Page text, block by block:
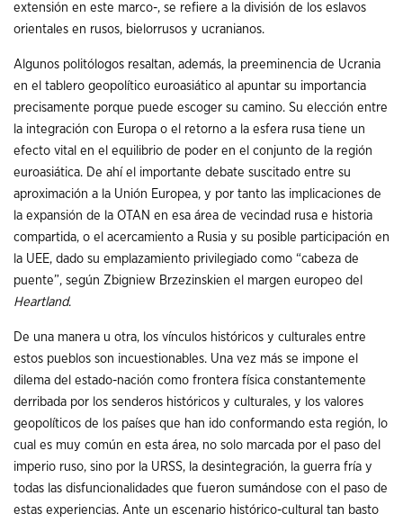
extensión en este marco-, se refiere a la división de los eslavos
orientales en rusos, bielorrusos y ucranianos.
Algunos politólogos resaltan, además, la preeminencia de Ucrania
en el tablero geopolítico euroasiático al apuntar su importancia
precisamente porque puede escoger su camino. Su elección entre
la integración con Europa o el retorno a la esfera rusa tiene un
efecto vital en el equilibrio de poder en el conjunto de la región
euroasiática. De ahí el importante debate suscitado entre su
aproximación a la Unión Europea, y por tanto las implicaciones de
la expansión de la OTAN en esa área de vecindad rusa e historia
compartida, o el acercamiento a Rusia y su posible participación en
la UEE, dado su emplazamiento privilegiado como “cabeza de
puente”, según Zbigniew Brzezinskien el margen europeo del
Heartland.
De una manera u otra, los vínculos históricos y culturales entre
estos pueblos son incuestionables. Una vez más se impone el
dilema del estado-nación como frontera física constantemente
derribada por los senderos históricos y culturales, y los valores
geopolíticos de los países que han ido conformando esta región, lo
cual es muy común en esta área, no solo marcada por el paso del
imperio ruso, sino por la URSS, la desintegración, la guerra fría y
todas las disfuncionalidades que fueron sumándose con el paso de
estas experiencias. Ante un escenario histórico-cultural tan basto